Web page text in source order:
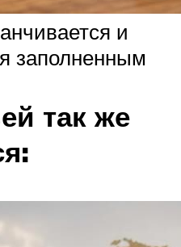
и
заполненным
так же